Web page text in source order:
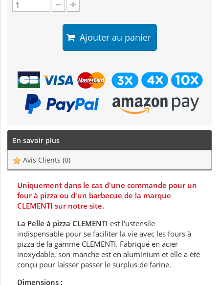
Ajouter au panier
En savoir plus
Avis Clients (0)
Uniquement dans le cas d'une commande pour un
four à pizza ou d'un barbecue de la marque
CLEMENTI sur notre site.
La Pelle à pizza CLEMENTI est l'ustensile
indispensable pour se faciliter la vie avec les fours à
pizza de la gamme CLEMENTI. Fabriqué en acier
inoxydable, son manche est en aluminium et elle a été
conçu pour laisser passer le surplus de farine.
Dimensions :